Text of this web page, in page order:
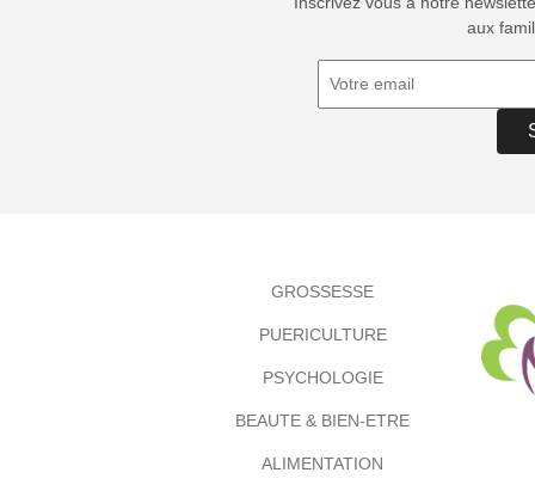
aux
GROSSESSE
PUERICULTURE
PSYCHOLOGIE
BEAUTE & BIEN-ETRE
ALIMENTATION